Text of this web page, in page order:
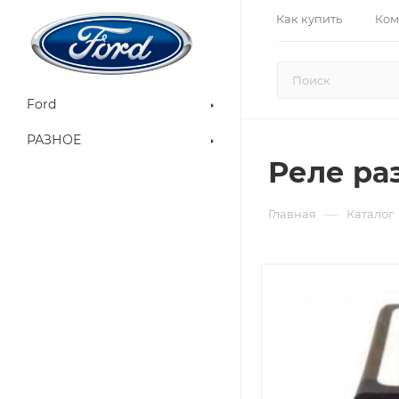
Как купить
Ford
РАЗНОЕ
Реле
Главная — Каталог